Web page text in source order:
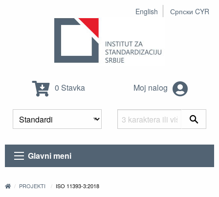
English Српски CYR
0 Stavka Moj nalog
Glavni meni
PROJEKTI ISO 11393-3:2018